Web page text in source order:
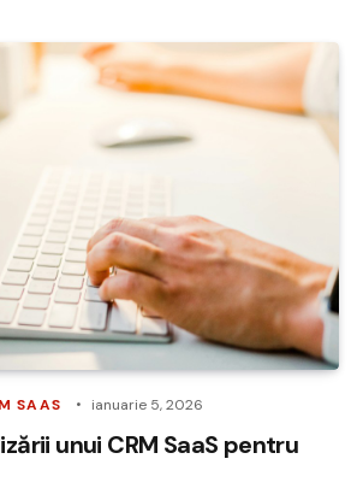
SAAS ianuarie 5, 2026
unui CRM SaaS pentru